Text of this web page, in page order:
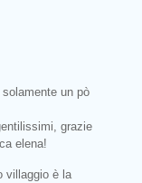
un pò
grazie
elena!
villaggio è la